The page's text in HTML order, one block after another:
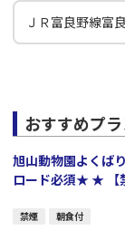
ＪＲ富良野線富
おすすめプ
旭山動物園よくば
ロード必須★ ★ 【
禁煙 朝食付